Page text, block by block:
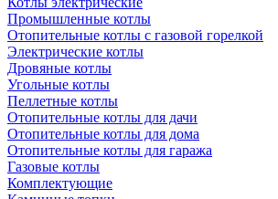
Промышленные котлы
Отопительные котлы с газовой горелкой
Электрические котлы
Дровяные котлы
Угольные котлы
Пеллетные котлы
Отопительные котлы для дачи
Отопительные котлы для дома
Отопительные котлы для гаража
Газовые котлы
Комплектующие